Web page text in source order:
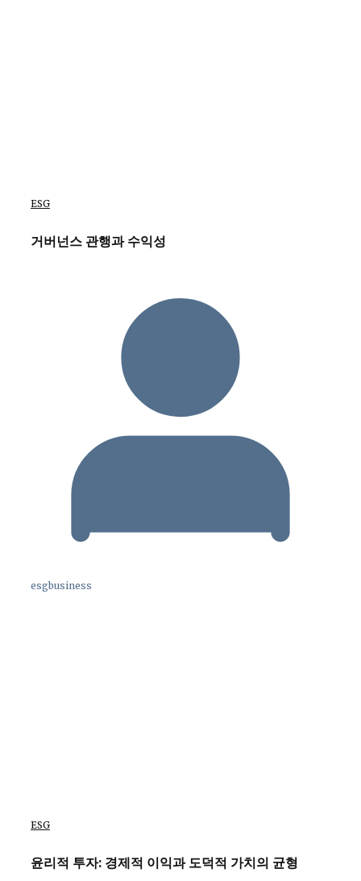
ESG
거버넌스 관행과 수익성
esgbusiness
ESG
윤리적 투자: 경제적 이익과 도덕적 가치의 균형